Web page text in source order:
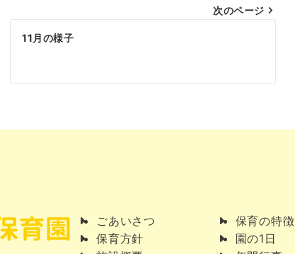
次のページ
11月の様子
ごあいさつ
保育方針
保育の特徴
園の1日